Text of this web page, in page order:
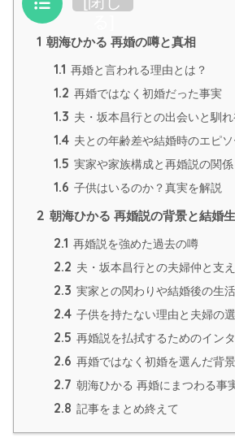
1 朝海ひかる 再婚の噂と真相
1.1 再婚と言われる理由とは？
1.2 再婚ではなく初婚だった事実
1.3 夫・坂本昌行との出会いと馴
1.4 夫との年齢差や結婚時のエピソ
1.5 実家や家族構成と再婚説の関係
1.6 子供はいるのか？真実を解説
2 朝海ひかる 再婚説の背景と結婚
2.1 再婚説を強めた過去の噂
2.2 夫・坂本昌行との夫婦仲と支
2.3 実家との関わりや結婚後の生活
2.4 子供を持たない理由と夫婦の
2.5 再婚説を払拭するためのイン
2.6 再婚ではなく初婚を選んだ背景
2.7 朝海ひかる 再婚にまつわる事
2.8 記事をまとめ終えて